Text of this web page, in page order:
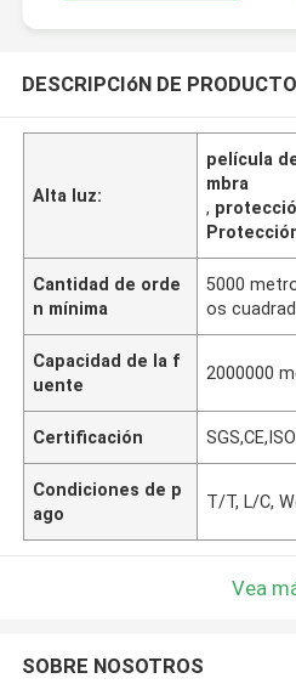
DESCRIPCIóN DE PRODUCTO
Alta luz:
película
mbra
,
Cantidad de orde
n mínima
5000
os
Capacidad de la f
uente
2000000
Certificación
Condiciones de p
ago
T/T, L/C,
Vea
SOBRE NOSOTROS